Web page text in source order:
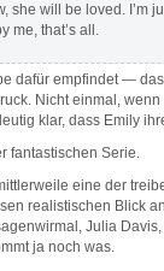
will be loved. I’m
me, that’s all.
dafür empfindet —
Nicht einmal,
klar, dass Emily
fantastischen Serie.
eine der
realistischen Blick
Julia Davis,
ja noch was.